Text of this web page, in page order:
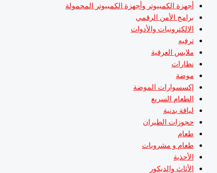
أجهزة الكمبيوتر وأجهزة الكمبيوتر المحمولة
برامج الأمن الرقمي
الالكترونيات والأدوات
ترفيه
ملابس العرقية
نظارات
موضة
إكسسوارات الموضة
الطعام السريع
لياقة بدنية
حجوزات الطيران
طعام
طعام و مشروبات
الأحذية
الأثاث والديكور